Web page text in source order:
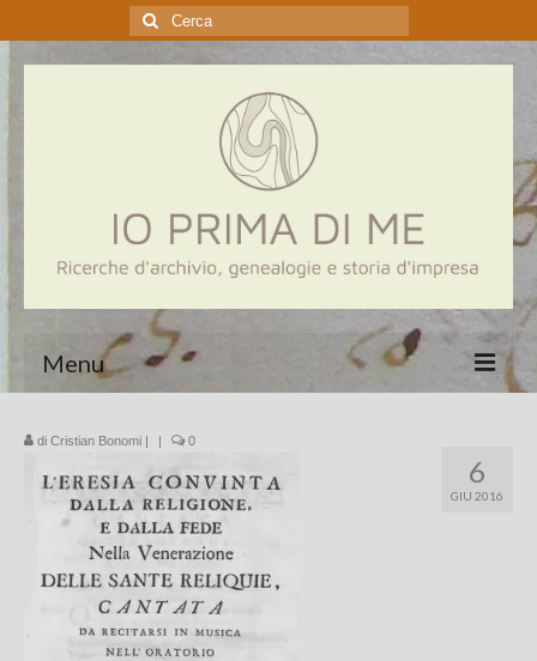
Cerca:
Menu
Genealogia
Aziende
Chi sono
FAQ
6
GIU 2016
di Cristian Bonomi | | 0